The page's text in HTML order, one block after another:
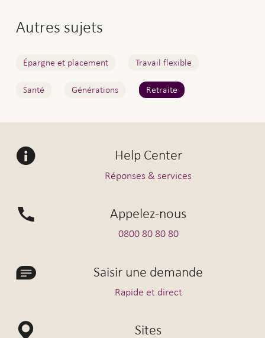
Autres sujets
Épargne et placement Travail flexible
Santé Générations Retraite
Help Center
Réponses & services
Appelez-nous
0800 80 80 80
Saisir une demande
Rapide et direct
Sites